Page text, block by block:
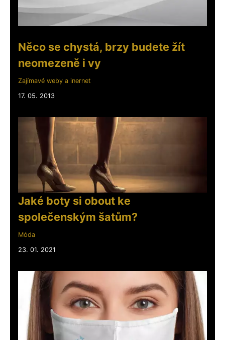
Něco se chystá, brzy budete žít
neomezeně i vy
Zajímavé weby a inernet
17. 05. 2013
Jaké boty si obout ke
společenským šatům?
Móda
23. 01. 2021